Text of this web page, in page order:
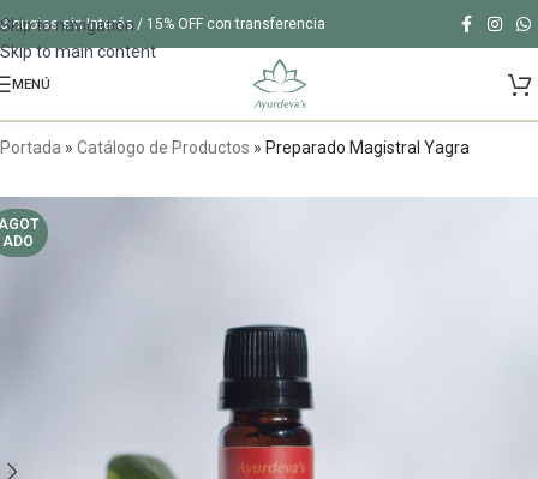
Skip to navigation
Skip to main content
3 cuotas sin Interés / 15% OFF con transferencia
MENÚ
Portada » Catálogo de Productos » Preparado Magistral Yagra
ADO